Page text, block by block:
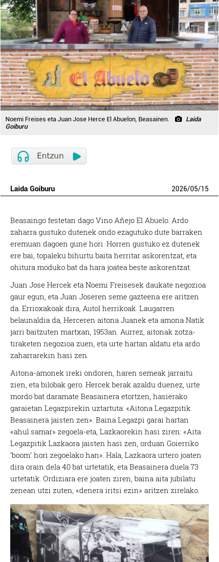
Noemi Freises eta Juan Jose Herce El Abuelon, Beasainen.
Laida
Goiburu
Laida Goiburu 2026/05/15
Beasaingo festetan dago Vino Añejo El Abuelo. Ardo
zaharra gustuko dutenek ondo ezagutuko dute barraken
eremuan dagoen gune hori. Horren gustuko ez dutenek
ere bai, topaleku bihurtu baita herritar askorentzat, eta
ohitura moduko bat da hara joatea beste askorentzat.
Juan Jose Hercek eta Noemi Freisesek daukate negozioa
gaur egun, eta Juan Joseren seme gazteena ere aritzen
da. Errioxakoak dira, Autol herrikoak. Laugarren
belaunaldia da, Herceren aitona Juanek eta amona Natik
jarri baitzuten martxan, 1953an. Aurrez, aitonak zotza-
tiraketen negozioa zuen, eta urte hartan aldatu eta ardo
zaharrarekin hasi zen.
Aitona-amonek ireki ondoren, haren semeak jarraitu
zien, eta bilobak gero. Hercek berak azaldu duenez, urte
mordo bat daramate Beasainera etortzen, hasierako
garaietan Legazpirekin uztartuta: «Aitona Legazpitik
Beasainera jaisten zen». Baina Legazpi garai hartan
«ahul samar» zegoela-eta, Lazkaorekin hasi ziren: «Aita
Legazpitik Lazkaora jaisten hasi zen, orduan Goierriko
‘boom’ hori zegoelako han». Hala, Lazkaora urtero joaten
dira orain dela 40 bat urtetatik, eta Beasainera duela 73
urtetatik. Ordiziara ere joaten ziren, baina aita jubilatu
zenean utzi zuten, «denera iritsi ezin» aritzen zirelako.